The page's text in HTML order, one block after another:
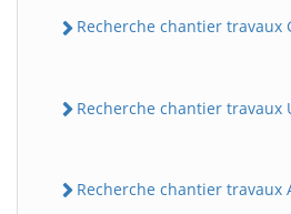
Recherche chantier travaux
Recherche chantier travaux
Recherche chantier travaux